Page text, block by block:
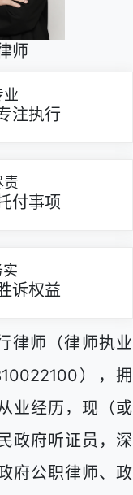
师
业
注执行
责
付事项
诉权益
律师（律师执业
），拥
业经历，现（或
政府听证员，深
府公职律师、政